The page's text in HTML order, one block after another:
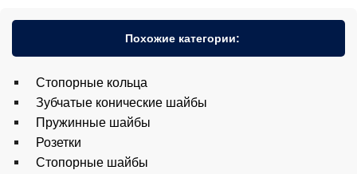
Похожие категории:
Cтопорные кольца
Зубчатые конические шайбы
Пружинные шайбы
Розетки
Стопорные шайбы